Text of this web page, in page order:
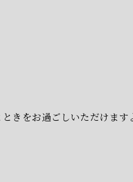
きをお過ごしいただけま